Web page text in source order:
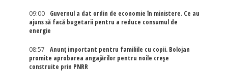
09:00
Guvernul a dat ordin de economie în ministere. Ce au
ajuns să facă bugetarii pentru a reduce consumul de
energie
08:57
Anunț important pentru familiile cu copii. Bolojan
promite aprobarea angajărilor pentru noile creșe
construite prin PNRR